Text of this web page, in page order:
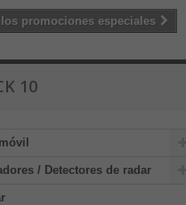
promociones especiales
10
/ Detectores de radar